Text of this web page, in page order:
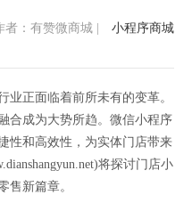
小程序商城
者：有赞微商城
业正面临着前所未有的变革。
合成为大势所趋。微信小程序
性和高效性，为实体门店带来
将探讨门店小
售新篇章。